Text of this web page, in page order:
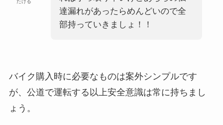
たける
達漏れがあったらめんどいので全
部持っていきましょ！！
バイク購入時に必要なものは案外シンプルです
が、公道で運転する以上安全意識は常に持ちまし
ょう。